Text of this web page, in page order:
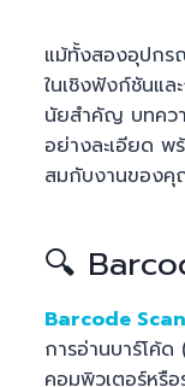
แม้ทั้งสองอุปกร
ในเชิงฟังก์ชันแ
นัยสำคัญ บทคว
อย่างละเอียด พ
สมกับงานของ
🔍
Barcode
การอ่านบาร์โค้
คอมพิวเตอร์หรื